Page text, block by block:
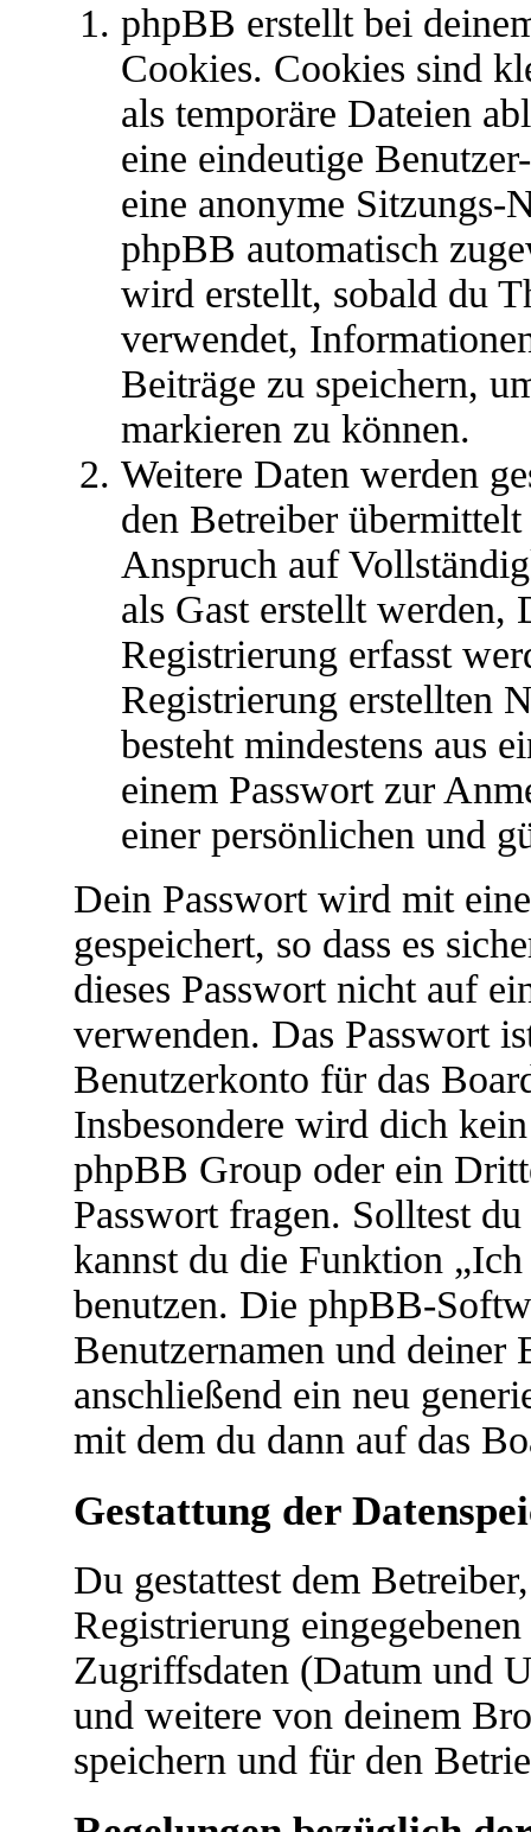
phpBB erstellt bei
Cookies. Cookies sind
als temporäre Dateien
eine eindeutige
eine anonyme
phpBB automatisch
wird erstellt, sobald du
verwendet,
Beiträge zu speichern,
markieren zu können.
Weitere Daten werden
den Betreiber
Anspruch auf
als Gast erstellt werden,
Registrierung erfasst
Registrierung erstellten
besteht mindestens aus
einem Passwort zur
einer persönlichen und
Dein Passwort wird mit
gespeichert, so dass es
dieses Passwort nicht auf
verwenden. Das Passwort
Benutzerkonto für das
Insbesondere wird dich
phpBB Group oder ein
Passwort fragen. Solltest
kannst du die Funktion „Ich
benutzen. Die phpBB-
Benutzernamen und deiner
anschließend ein neu
mit dem du dann auf das
Gestattung der
Du gestattest dem
Registrierung
Zugriffsdaten (Datum und
und weitere von deinem
speichern und für den